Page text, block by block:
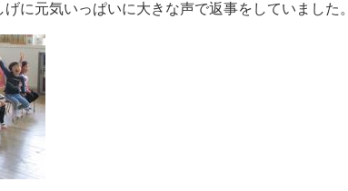
に元気いっぱいに大きな声で返事をしていました。